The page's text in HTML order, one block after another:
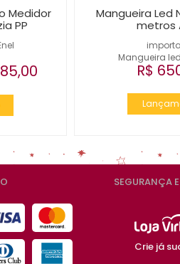
Medidor
PP
Mangueira
Mangueira Led
metros
R$
SEGURANÇA
Crie já